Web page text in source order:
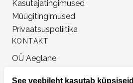
OÜ Aeglane
reg. 16777050
info@jonnastudio.com
Instagram
See veebileht kasutab küpsiseid